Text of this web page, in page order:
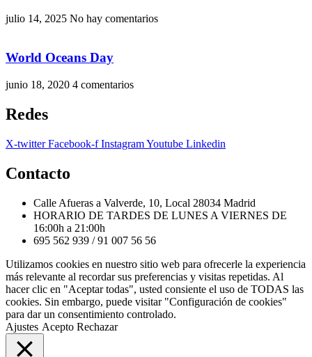
julio 14, 2025 No hay comentarios
World Oceans Day
junio 18, 2020 4 comentarios
Redes
X-twitter Facebook-f InstagramYoutube Linkedin
Contacto
Calle Afueras a Valverde, 10, Local 28034 Madrid
HORARIO DE TARDES DE LUNES A VIERNES DE
16:00h a 21:00h
695 562 939 / 91 007 56 56
Utilizamos cookies en nuestro sitio web para ofrecerle la experiencia
más relevante al recordar sus preferencias y visitas repetidas. Al
hacer clic en "Aceptar todas", usted consiente el uso de TODAS las
cookies. Sin embargo, puede visitar "Configuración de cookies"
para dar un consentimiento controlado.
Ajustes Acepto Rechazar